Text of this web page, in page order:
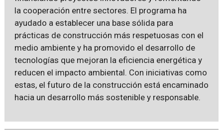
la cooperación entre sectores. El programa ha
ayudado a establecer una base sólida para
prácticas de construcción más respetuosas con el
medio ambiente y ha promovido el desarrollo de
tecnologías que mejoran la eficiencia energética y
reducen el impacto ambiental. Con iniciativas como
estas, el futuro de la construcción está encaminado
hacia un desarrollo más sostenible y responsable.